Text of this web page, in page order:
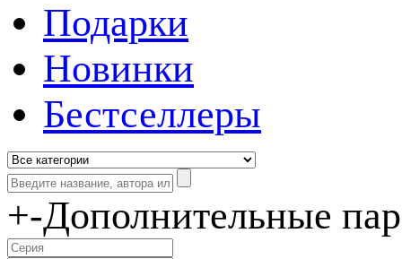
Подарки
Новинки
Бестселлеры
+-Дополнительные